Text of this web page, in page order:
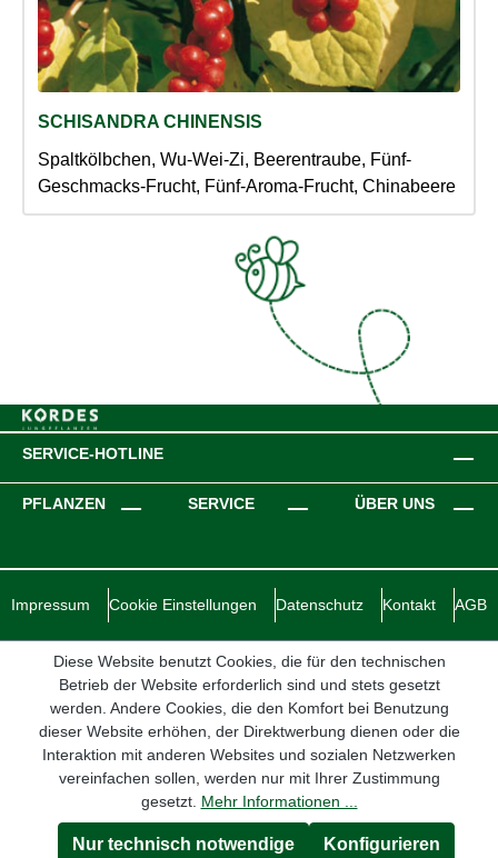
SCHISANDRA CHINENSIS
Spaltkölbchen, Wu-Wei-Zi, Beerentraube, Fünf-
Geschmacks-Frucht, Fünf-Aroma-Frucht, Chinabeere
SERVICE-HOTLINE
PFLANZEN SERVICE ÜBER UNS
Impressum Cookie Einstellungen Datenschutz Kontakt AGB
Diese Website benutzt Cookies, die für den technischen
Betrieb der Website erforderlich sind und stets gesetzt
werden. Andere Cookies, die den Komfort bei Benutzung
dieser Website erhöhen, der Direktwerbung dienen oder die
Interaktion mit anderen Websites und sozialen Netzwerken
vereinfachen sollen, werden nur mit Ihrer Zustimmung
gesetzt. Mehr Informationen ...
Nur technisch notwendige Konfigurieren